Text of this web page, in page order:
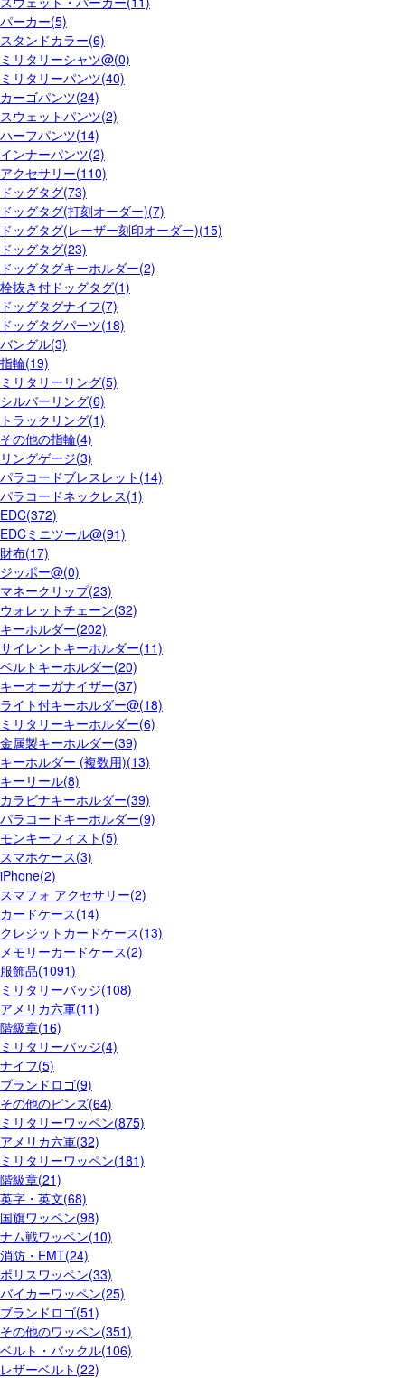
パーカー(5)
スタンドカラー(6)
ミリタリーシャツ@(0)
ミリタリーパンツ(40)
カーゴパンツ(24)
スウェットパンツ(2)
ハーフパンツ(14)
インナーパンツ(2)
アクセサリー(110)
ドッグタグ(73)
ドッグタグ(打刻オーダー)(7)
ドッグタグ(レーザー刻印オーダー)(15)
ドッグタグ(23)
ドッグタグキーホルダー(2)
栓抜き付ドッグタグ(1)
ドッグタグナイフ(7)
ドッグタグパーツ(18)
バングル(3)
指輪(19)
ミリタリーリング(5)
シルバーリング(6)
トラックリング(1)
その他の指輪(4)
リングゲージ(3)
パラコードブレスレット(14)
パラコードネックレス(1)
EDC(372)
EDCミニツール@(91)
財布(17)
ジッポー@(0)
マネークリップ(23)
ウォレットチェーン(32)
キーホルダー(202)
サイレントキーホルダー(11)
ベルトキーホルダー(20)
キーオーガナイザー(37)
ライト付キーホルダー@(18)
ミリタリーキーホルダー(6)
金属製キーホルダー(39)
キーホルダー (複数用)(13)
キーリール(8)
カラビナキーホルダー(39)
パラコードキーホルダー(9)
モンキーフィスト(5)
スマホケース(3)
iPhone(2)
スマフォ アクセサリー(2)
カードケース(14)
クレジットカードケース(13)
メモリーカードケース(2)
服飾品(1091)
ミリタリーバッジ(108)
アメリカ六軍(11)
階級章(16)
ミリタリーバッジ(4)
ナイフ(5)
ブランドロゴ(9)
その他のピンズ(64)
ミリタリーワッペン(875)
アメリカ六軍(32)
ミリタリーワッペン(181)
階級章(21)
英字・英文(68)
国旗ワッペン(98)
ナム戦ワッペン(10)
消防・EMT(24)
ポリスワッペン(33)
バイカーワッペン(25)
ブランドロゴ(51)
その他のワッペン(351)
ベルト・バックル(106)
レザーベルト(22)